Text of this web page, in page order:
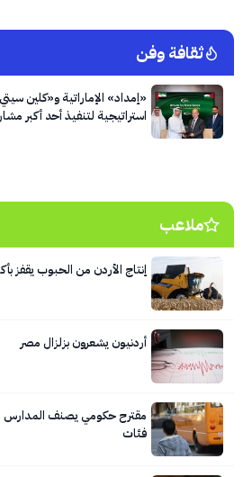
ثقافة وفن
«إمداد» الإماراتية و«كلين
استراتيجية لتنفيذ أحد أكبر
ملاعب
إنتاج الأردن من الحبوب يقفز بأكثر من
أردنيون يشعرون بزلزال مصر
فئات